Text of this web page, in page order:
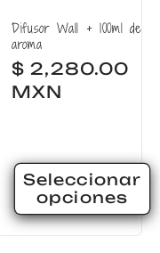
Difusor Wall + 100ml de
aroma
Precio
habitual
$ 2,280.00
MXN
Seleccionar
opciones